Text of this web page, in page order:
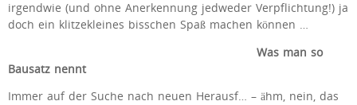
irgendwie (und ohne Anerkennung jedweder Verpflichtung!) ja
doch ein klitzekleines bisschen Spaß machen können …
Was man so
Bausatz nennt
Immer auf der Suche nach neuen Herausf… – ähm, nein, das